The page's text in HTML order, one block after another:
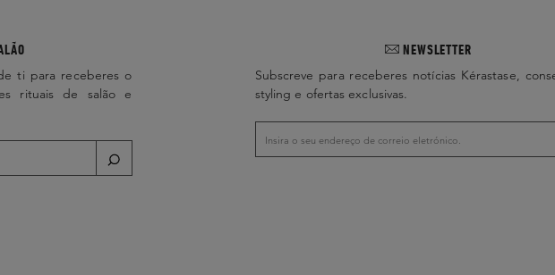
ti para receberes o
rituais de salão e
NEWSLETTER
Subscreve para receberes notícias Kérastase,
styling e ofertas exclusivas.